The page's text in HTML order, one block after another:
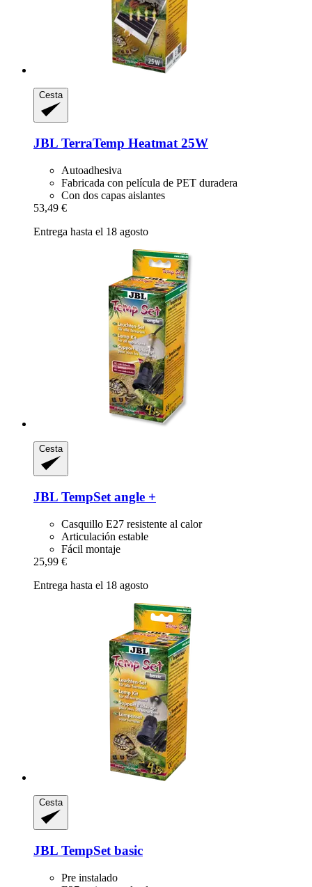
Cesta
JBL TerraTemp Heatmat 25W
Autoadhesiva
Fabricada con película de PET duradera
Con dos capas aislantes
53,49 €
Entrega hasta el 18 agosto
Cesta
JBL TempSet angle +
Casquillo E27 resistente al calor
Articulación estable
Fácil montaje
25,99 €
Entrega hasta el 18 agosto
Cesta
JBL TempSet basic
Pre instalado